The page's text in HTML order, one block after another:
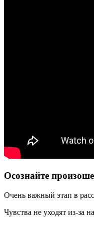
Осознайте
Очень важный этап в
Чувства не уходят из-за